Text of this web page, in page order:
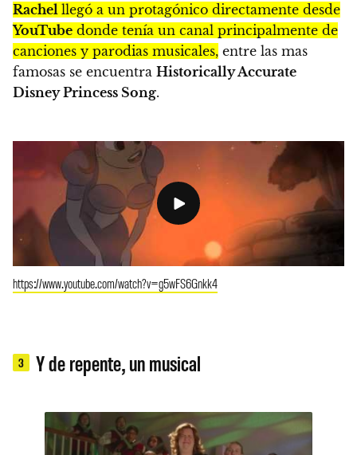
Rachel llegó a un protagónico directamente desde
YouTube donde tenía un canal principalmente de
canciones y parodias musicales, entre las mas
famosas se encuentra Historically Accurate
Disney Princess Song.
https://www.youtube.com/watch?v=g5wFS6Gnkk4
3 Y de repente, un musical